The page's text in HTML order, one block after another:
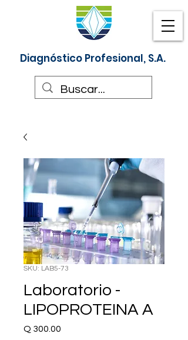
Diagnóstico Profesional, S.A.
SKU: LAB5-73
Laboratorio -
LIPOPROTEINA A
Q 300.00